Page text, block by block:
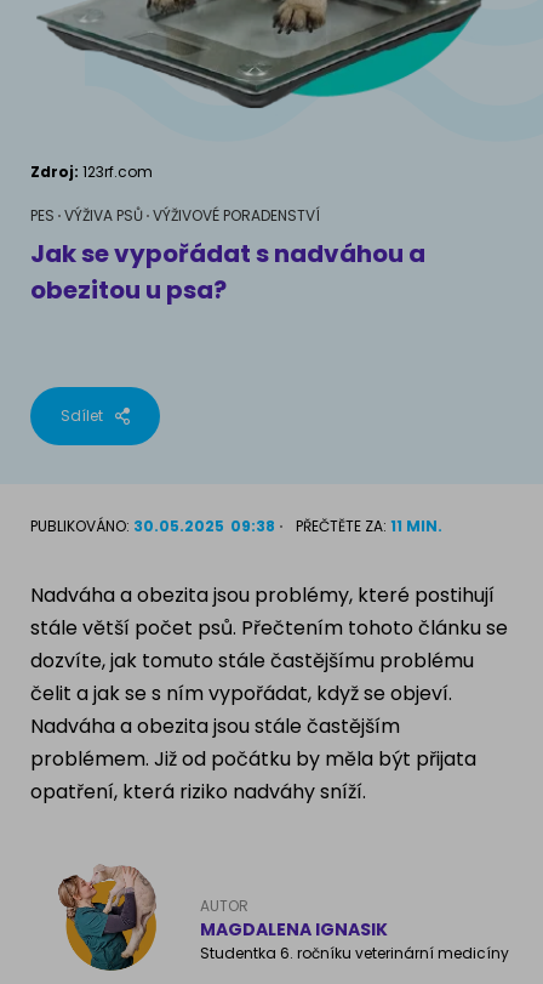
Pamlsky a doplňky stravy
Chování
Školení
MÁM PSA
Život se psem
Příslušenství pro psy
PLEMENA PSŮ
Francouzský buldog
Dalmatín
Zlatý retrívr
Německý ovčák
Atlas psů
Výživové poradenství
Pamlsky a doplňky stravy
MÁM KOČKU
Jak rozumět kočce
Život s kočkou
Školení
Příslušenství pro kočky
PLEMENA KOČEK
Britská krátkosrstá kočka
Bengálská kočka
Kanadský Sphynx
AKVARIJNÍ RYBY
Zdroj: 123rf.com
PES VÝŽIVA PSŮ VÝŽIVOVÉ PORADENSTVÍ
Jak se vypořádat s nadváhou a
obezitou u psa?
Sdílet
PUBLIKOVÁNO: 30.05.2025 09:38 PŘEČTĚTE ZA: 11 MIN.
Nadváha a obezita jsou problémy, které postihují
stále větší počet psů. Přečtením tohoto článku se
dozvíte, jak tomuto stále častějšímu problému
čelit a jak se s ním vypořádat, když se objeví.
Nadváha a obezita jsou stále častějším
problémem. Již od počátku by měla být přijata
opatření, která riziko nadváhy sníží.
AUTOR
MAGDALENA IGNASIK
Studentka 6. ročníku veterinární medicíny